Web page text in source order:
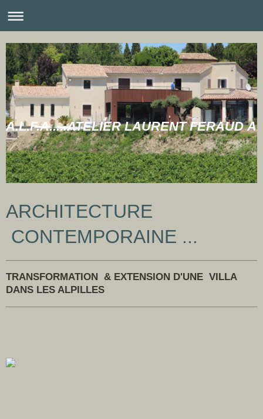
A.L.F.A.....ATELIER LAURENT FERAUD
ARCHITECTURE
CONTEMPORAINE ...
TRANSFORMATION & EXTENSION D'UNE VILLA
DANS LES ALPILLES